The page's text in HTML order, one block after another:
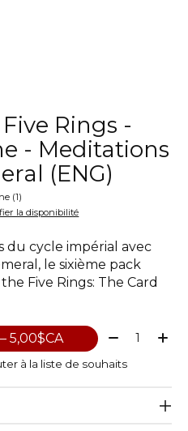
Rings -
- Meditations
(ENG)
(1)
la disponibilité
du cycle impérial avec
le sixième pack
Five Rings: The Card
Ajouter au panier — 5,00$CA Quantité:
à la liste de souhaits